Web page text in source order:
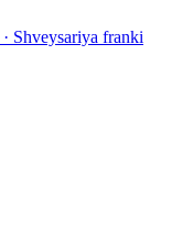
· Shveysariya franki